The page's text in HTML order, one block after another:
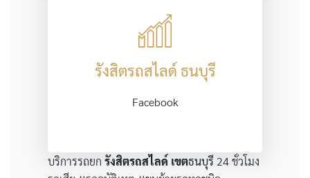
รังสิตรถสไลด์ ธนบุรี
Facebook
บริการรถยก รังสิตรถสไลด์ เขตธนบุรี 24 ชั่วโมง